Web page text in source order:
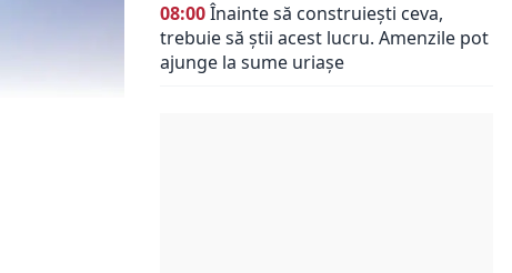
08:00Înainte să construiești ceva,
trebuie să știi acest lucru. Amenzile pot
ajunge la sume uriașe